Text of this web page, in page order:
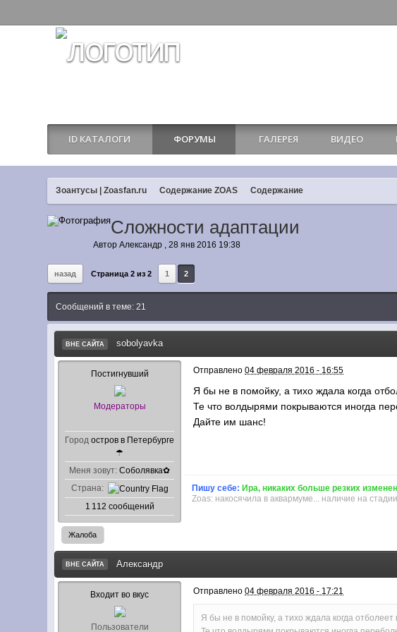
ID КАТАЛОГИ ФОРУМЫ ГАЛЕРЕЯ ВИДЕО
Зоантусы | Zoasfan.ru Содержание ZOAS Содержание
Сложности адаптации
АвторАлександр ,28 янв 2016 19:38
назад Страница 2 из 2 1 2
Сообщений в теме: 21
ВНЕ САЙТА sobolyavka
Постигнувший
Модераторы
Город остров в Петербурге
☂
Меня зовут: Соболявка✿
Страна:
1 112 сообщений
Отправлено04 февраля 2016 - 16:55
Я бы не в помойку, а тихо ждала когда
Те что волдырями покрываются иногда
Дайте им шанс!
Пишу себе: Ира, никаких больше резких
Zoas: накосячила в аквармуме... наличие на
Жалоба
ВНЕ САЙТА Александр
Входит во вкус
Пользователи
Отправлено04 февраля 2016 - 17:21
Я бы не в помойку, а тихо ждала когда